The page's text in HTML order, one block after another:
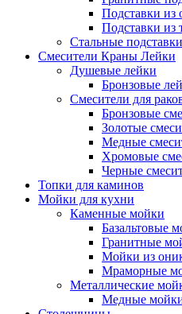
Подставки из
Подставки из
Стальные подставки
Смесители Краны Лейки
Душевые лейки
Бронзовые
Смесители для
Бронзовые
Золотые
Медные
Хромовые
Черные
Топки для каминов
Мойки для кухни
Каменные мойки
Базальтовые
Гранитные
Мойки из
Мраморные
Металлические
Медные